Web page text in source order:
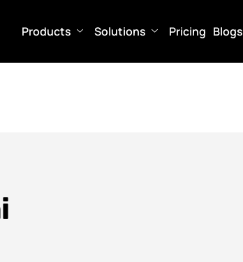
Products Solutions Pricing Blogs